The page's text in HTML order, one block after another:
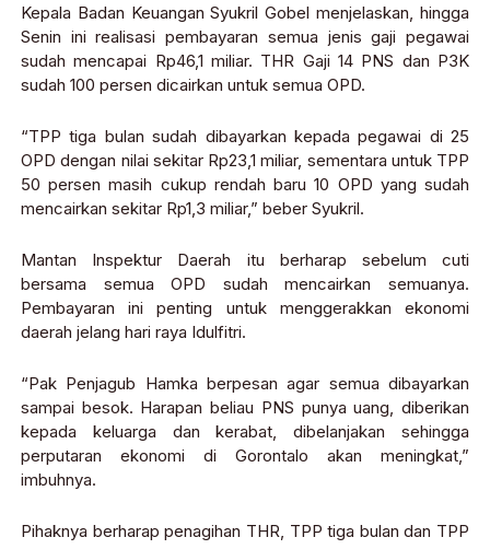
Kepala Badan Keuangan Syukril Gobel menjelaskan, hingga
Senin ini realisasi pembayaran semua jenis gaji pegawai
sudah mencapai Rp46,1 miliar. THR Gaji 14 PNS dan P3K
sudah 100 persen dicairkan untuk semua OPD.
“TPP tiga bulan sudah dibayarkan kepada pegawai di 25
OPD dengan nilai sekitar Rp23,1 miliar, sementara untuk TPP
50 persen masih cukup rendah baru 10 OPD yang sudah
mencairkan sekitar Rp1,3 miliar,” beber Syukril.
Mantan Inspektur Daerah itu berharap sebelum cuti
bersama semua OPD sudah mencairkan semuanya.
Pembayaran ini penting untuk menggerakkan ekonomi
daerah jelang hari raya Idulfitri.
“Pak Penjagub Hamka berpesan agar semua dibayarkan
sampai besok. Harapan beliau PNS punya uang, diberikan
kepada keluarga dan kerabat, dibelanjakan sehingga
perputaran ekonomi di Gorontalo akan meningkat,”
imbuhnya.
Pihaknya berharap penagihan THR, TPP tiga bulan dan TPP